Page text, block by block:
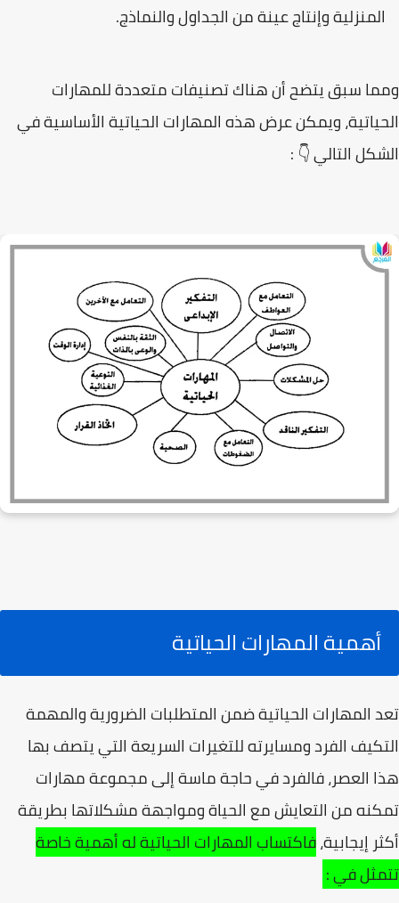
المنزلية وإنتاج عينة من الجداول والنماذج.
ومما سبق يتضح أن هناك تصنيفات متعددة للمهارات
الحياتية، ويمكن عرض هذه المهارات الحياتية الأساسية في
الشكل التالي 👇 :
أهمية المهارات الحياتية
تعد المهارات الحياتية ضمن المتطلبات الضرورية والمهمة
التكيف الفرد ومسايرته للتغيرات السريعة التي يتصف بها
هذا العصر، فالفرد في حاجة ماسة إلى مجموعة مهارات
تمكنه من التعايش مع الحياة ومواجهة مشكلاتها بطريقة
أكثر إيجابية،فاكتساب المهارات الحياتية له أهمية خاصة
تتمثل في :